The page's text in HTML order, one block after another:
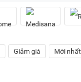
Giảm giá Mới nhất